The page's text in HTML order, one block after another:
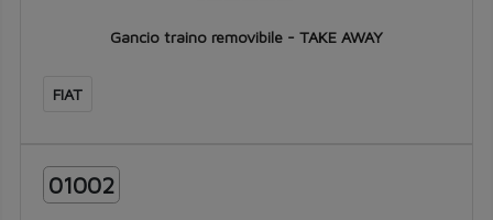
Gancio traino removibile - TAKE AWAY
FIAT
01002